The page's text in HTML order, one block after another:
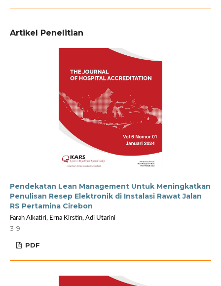
Artikel Penelitian
Pendekatan Lean Management Untuk Meningkatkan
Penulisan Resep Elektronik di Instalasi Rawat Jalan
RS Pertamina Cirebon
Farah Alkatiri, Erna Kirstin, Adi Utarini
3-9
PDF